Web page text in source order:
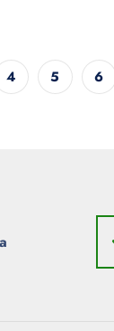
4 5 6